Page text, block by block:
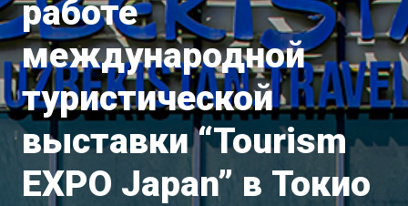
работе
международной
туристической
выставки “Tourism
EXPO Japan” в Токио